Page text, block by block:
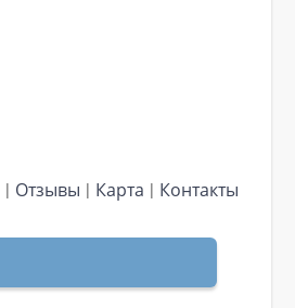
Отзывы Карта Контакты